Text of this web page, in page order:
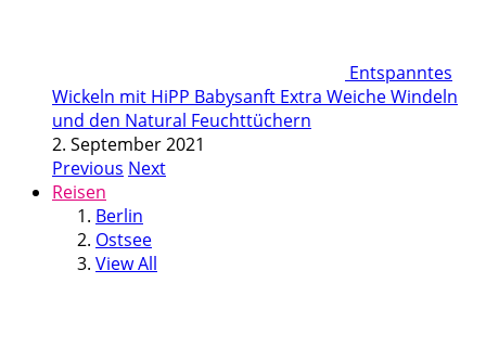
Entspanntes
Wickeln mit HiPP Babysanft Extra Weiche Windeln
und den Natural Feuchttüchern
2. September 2021
Previous Next
Reisen
Berlin
Ostsee
View All